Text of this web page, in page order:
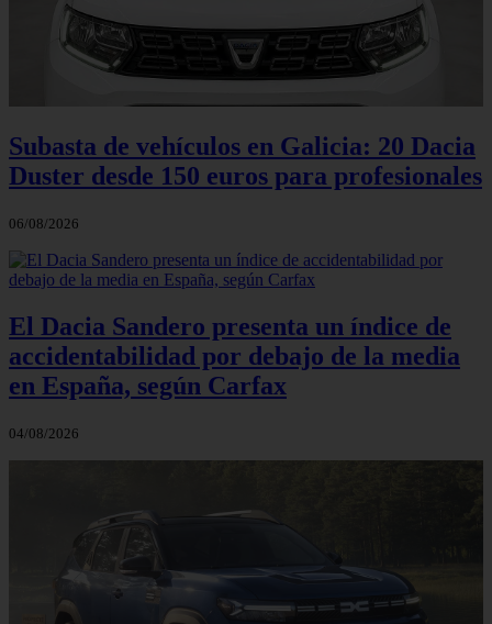
Subasta de vehículos en Galicia: 20 Dacia
Duster desde 150 euros para profesionales
06/08/2026
El Dacia Sandero presenta un índice de
accidentabilidad por debajo de la media
en España, según Carfax
04/08/2026